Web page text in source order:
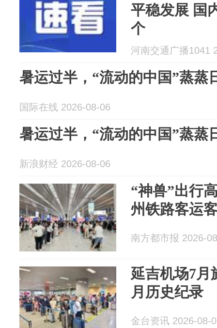
平稳发展 国
个
河南交通广播1041
暑运过半，“流动的中国”蒸蒸
国际在线 2026-08-06
暑运过半，“流动的中国”蒸蒸
新浪财经 2026-08-06
“神兽”出行
州铁路客运
南方都市报 2026-
延吉机场7月
月历史纪录
金台资讯 2026-08-